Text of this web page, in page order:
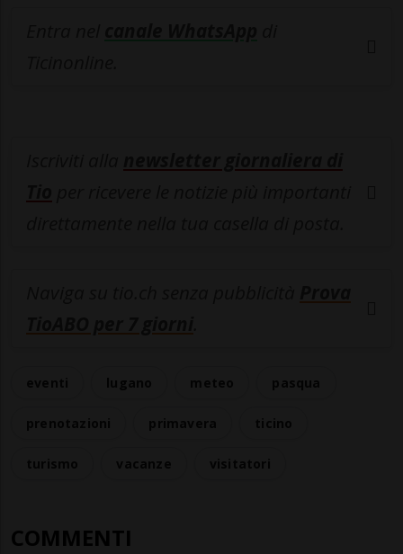
COMMENTI